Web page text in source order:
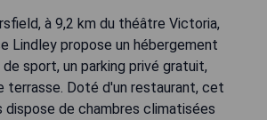
à 9,2 km du théâtre Victoria,
Lindley propose un hébergement
sport, un parking privé gratuit,
terrasse. Doté d'un restaurant, cet
de chambres climatisées